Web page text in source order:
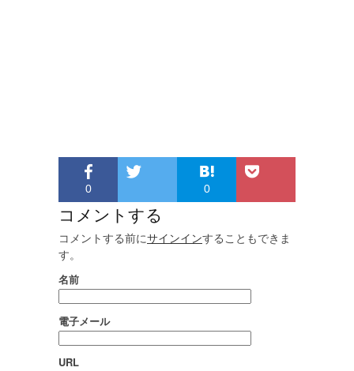
0 0
コメントする
コメントする前にサインインすることもできま
す。
名前
電子メール
URL